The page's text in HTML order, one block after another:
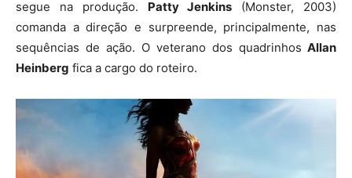
segue na produção. Patty Jenkins (Monster, 2003)
comanda a direção e surpreende, principalmente, nas
sequências de ação. O veterano dos quadrinhos Allan
Heinberg fica a cargo do roteiro.